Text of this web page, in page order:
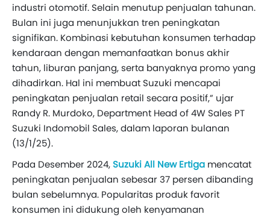
industri otomotif. Selain menutup penjualan tahunan.
Bulan ini juga menunjukkan tren peningkatan
signifikan. Kombinasi kebutuhan konsumen terhadap
kendaraan dengan memanfaatkan bonus akhir
tahun, liburan panjang, serta banyaknya promo yang
dihadirkan. Hal ini membuat Suzuki mencapai
peningkatan penjualan retail secara positif,” ujar
Randy R. Murdoko, Department Head of 4W Sales PT
Suzuki Indomobil Sales, dalam laporan bulanan
(13/1/25).
Pada Desember 2024, Suzuki All New Ertiga mencatat
peningkatan penjualan sebesar 37 persen dibanding
bulan sebelumnya. Popularitas produk favorit
konsumen ini didukung oleh kenyamanan